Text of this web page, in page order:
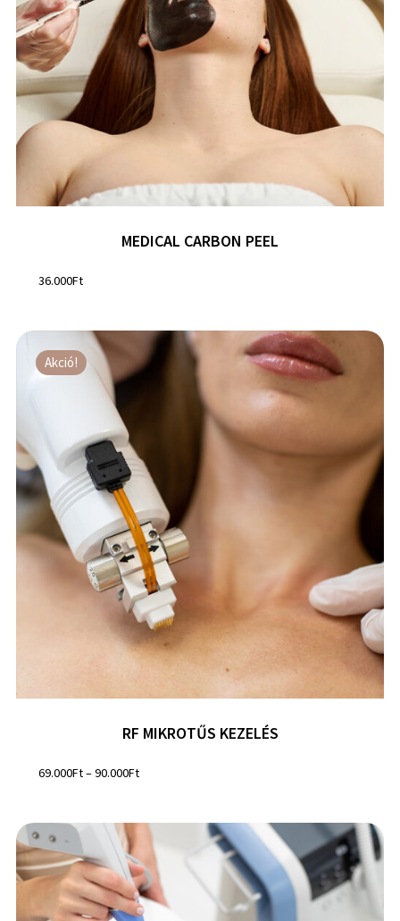
MEDICAL CARBON PEEL
36.000Ft
Akció!
RF MIKROTŰS KEZELÉS
69.000Ft–90.000Ft